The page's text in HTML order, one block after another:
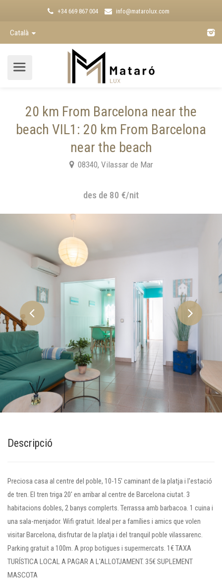
+34 669 867 004 info@matarolux.com
Català
20 km From Barcelona near the
beach VIL1: 20 km From Barcelona
near the beach
08340, Vilassar de Mar
des de 80 €/nit
Descripció
Preciosa casa al centre del poble, 10-15' caminant de la platja i l'estació
de tren. El tren triga 20' en arribar al centre de Barcelona ciutat. 3
habitacions dobles, 2 banys complerts. Terrassa amb barbacoa. 1 cuina i
una sala-menjador. Wifi gratuit. Ideal per a famílies i amics que volen
visitar Barcelona, disfrutar de la platja i del tranquil poble vilassarenc.
Parking gratuit a 100m. A prop botigues i supermercats. 1€ TAXA
TURÍSTICA LOCAL A PAGAR A L'ALLOTJAMENT. 35€ SUPLEMENT
MASCOTA